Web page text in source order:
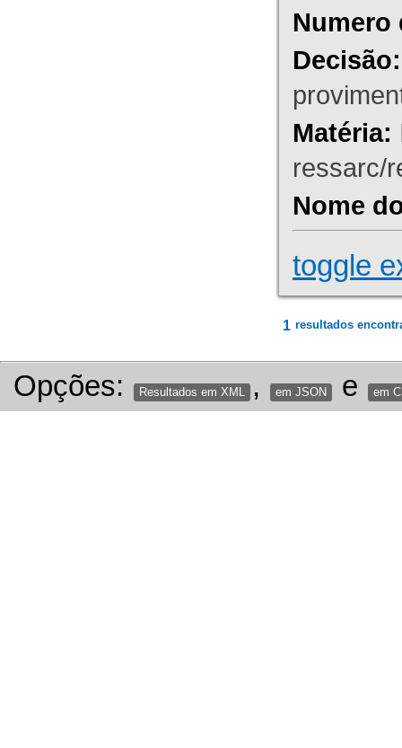
Numero
Decisão:
Matéria:
ressarc/
Nome
toggle
1 resultados
Opções: Resultados em XML , em JSON e em